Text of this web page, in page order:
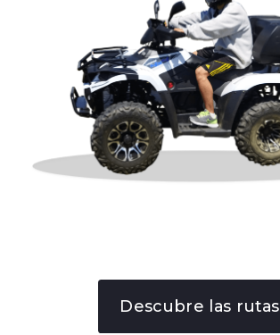
Descubre las rutas